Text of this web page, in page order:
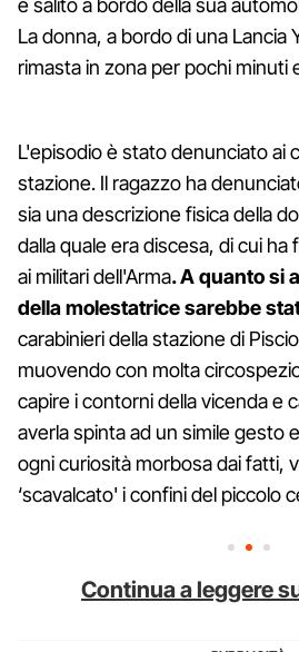
è salito a bordo della sua
La donna, a bordo di una Lancia
rimasta in zona per pochi minuti
L'episodio è stato denunciato ai
stazione. Il ragazzo ha
sia una descrizione fisica della
dalla quale era discesa, di cui
ai militari dell'Arma. A quanto si
della molestatrice sarebbe
carabinieri della stazione di
muovendo con molta
capire i contorni della vicenda e
averla spinta ad un simile gesto
ogni curiosità morbosa dai fatti,
‘scavalcato' i confini del piccolo
Continua a leggere